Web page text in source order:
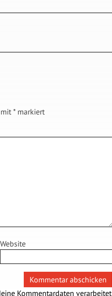
mit* markiert
Website
Kommentardaten verarbeitet